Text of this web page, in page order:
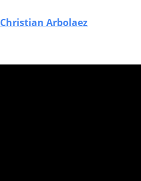
Christian Arbolaez